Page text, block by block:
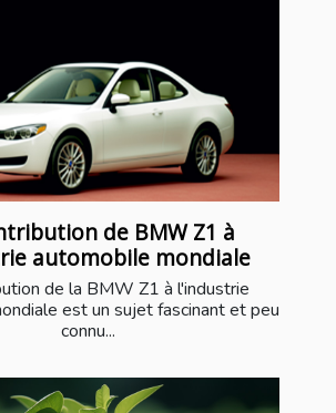
de BMW Z1 à
automobile mondiale
de la BMW Z1 à l'industrie
est un sujet fascinant et peu
connu...